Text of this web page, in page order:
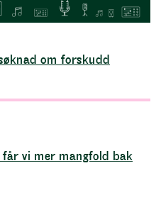
om forskudd
får vi mer mangfold bak